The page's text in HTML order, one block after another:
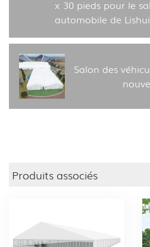
x 30 pieds pour le
automobile de Lishui
Salon des
Produits associés